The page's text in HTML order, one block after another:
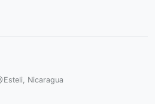
Esteli, Nicaragua